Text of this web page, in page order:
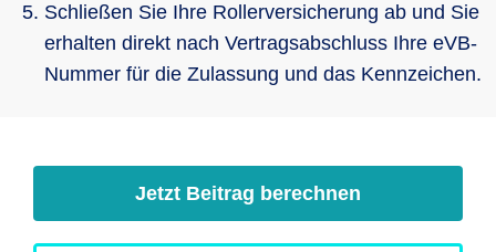
Schließen Sie Ihre Rollerversicherung ab und Sie
erhalten direkt nach Vertragsabschluss Ihre eVB-
Nummer für die Zulassung und das Kennzeichen.
Jetzt Beitrag berechnen